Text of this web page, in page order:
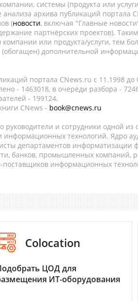
системы (продукта или
анализа архива публикаций портала
(новости, включая "Главные
партнёрских проектов).
или продукта/услуги, тем
дополнительной
портала CNews.ru c 11.1998 до
- 1463018, в очереди разбора -
- 199124.
CNews - book@cnews.ru
руководители и сотрудники одной
информационных технологий. Ядро
департаментов информатизации
банков, промышленных компаний,
информационных
Colocation
ЦОД для
ИТ-оборудования